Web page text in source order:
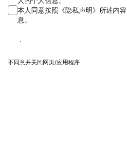
本人同意按照《隐私声明》所述内
息。
同意
不同意并关闭网页/应用程序